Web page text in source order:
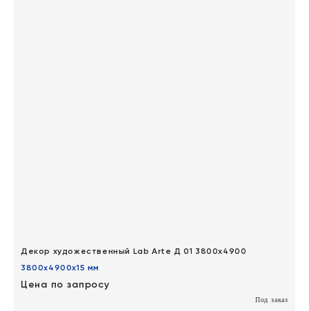
Декор художественный Lab Arte Д 01 3800х4900
3800х4900х15 мм
Цена по запросу
Под заказ